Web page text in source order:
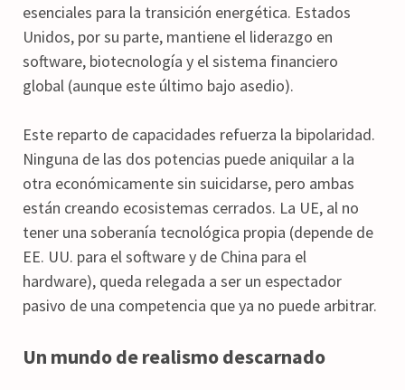
esenciales para la transición energética. Estados
Unidos, por su parte, mantiene el liderazgo en
software, biotecnología y el sistema financiero
global (aunque este último bajo asedio).
Este reparto de capacidades refuerza la bipolaridad.
Ninguna de las dos potencias puede aniquilar a la
otra económicamente sin suicidarse, pero ambas
están creando ecosistemas cerrados. La UE, al no
tener una soberanía tecnológica propia (depende de
EE. UU. para el software y de China para el
hardware), queda relegada a ser un espectador
pasivo de una competencia que ya no puede arbitrar.
Un mundo de realismo descarnado